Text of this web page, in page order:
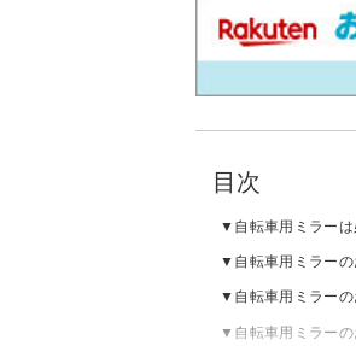
目次
自転車用ミラー
自転車用ミラー
自転車用ミラー
自転車用ミラー